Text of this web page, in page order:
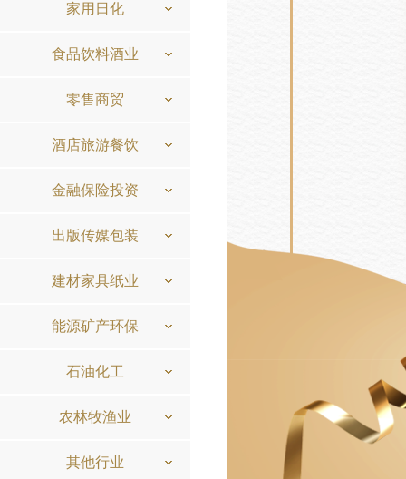
家用日化
食品饮料酒业
零售商贸
酒店旅游餐饮
金融保险投资
出版传媒包装
建材家具纸业
能源矿产环保
石油化工
农林牧渔业
其他行业